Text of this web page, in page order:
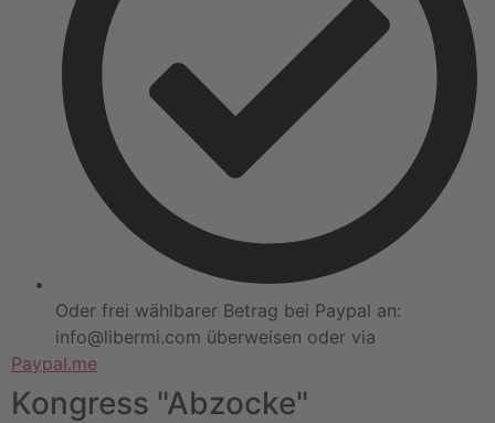
Oder frei wählbarer Betrag bei Paypal an:
info@libermi.com überweisen oder via
Paypal.me
Kongress "Abzocke"